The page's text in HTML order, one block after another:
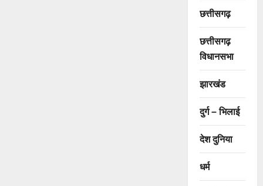
छत्तीसगढ़
छत्तीसगढ़
विधानसभा
झारखंड
दुर्ग – भिलाई
देश दुनिया
धर्म